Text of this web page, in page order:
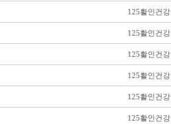
125활인건강
125활인건강
125활인건강
125활인건강
125활인건강
125활인건강